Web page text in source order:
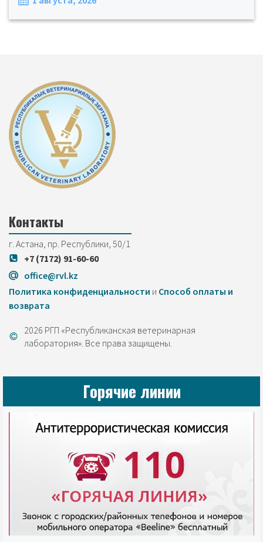
Контакты
г. Астана, пр. Республики, 50/1
+7 (7172) 91-60-60
office@rvl.kz
Политика конфиденциальности и Cпособ оплаты и
возврата
2026 РГП «Республиканская ветеринарная
лаборатория». Все права защищены.
Горячие линии